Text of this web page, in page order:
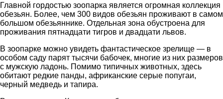
Главной гордостью зоопарка является огромная коллекция
обезьян. Более, чем 300 видов обезьян проживают в самом
большом обезьяннике. Отдельная зона обустроена для
проживания пятнадцати тигров и двадцати львов.
В зоопарке можно увидеть фантастическое зрелище — в
особом саду парят тысячи бабочек, многие из них размеров
с мужскую ладонь. Помимо типичных животных, здесь
обитают редкие панды, африканские серые попугаи,
черный медведь и тапира.